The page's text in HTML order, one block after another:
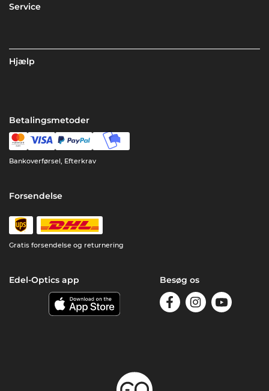
Service
Hjælp
Betalingsmetoder
Bankoverførsel, Efterkrav
Forsendelse
Gratis forsendelse og returnering
Edel-Optics app Besøg os